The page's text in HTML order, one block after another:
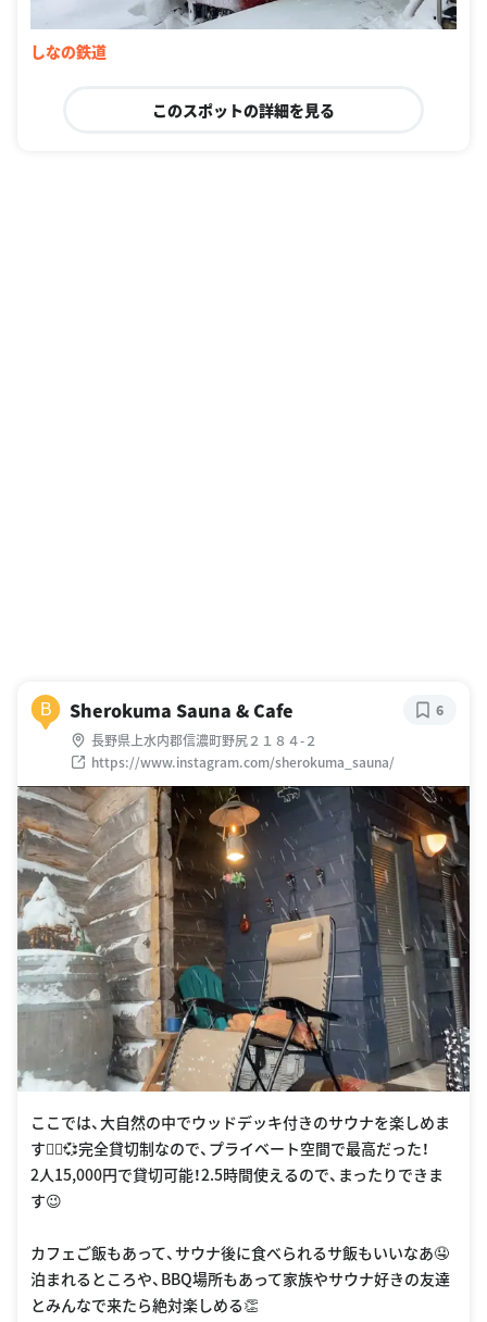
しなの鉄道
このスポットの詳細を見る
B Sherokuma Sauna & Cafe
長野県上水内郡信濃町野尻２１８４-２
https://www.instagram.com/sherokuma_sauna/
6
ここでは、大自然の中でウッドデッキ付きのサウナを楽しめま
す🧖‍♀️💞完全貸切制なので、プライベート空間で最高だった！
2人15,000円で貸切可能！2.5時間使えるので、まったりできま
す😉
カフェご飯もあって、サウナ後に食べられるサ飯もいいなあ🤤
泊まれるところや、BBQ場所もあって家族やサウナ好きの友達
とみんなで来たら絶対楽しめる👏